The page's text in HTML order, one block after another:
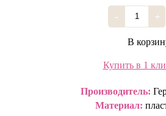
- +
В
Купить в 1
Производитель:
Материал: